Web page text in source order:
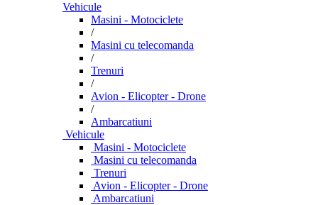
Vehicule
Masini - Motociclete
/
Masini cu telecomanda
/
Trenuri
/
Avion - Elicopter - Drone
/
Ambarcatiuni
Vehicule
Masini - Motociclete
Masini cu telecomanda
Trenuri
Avion - Elicopter - Drone
Ambarcatiuni